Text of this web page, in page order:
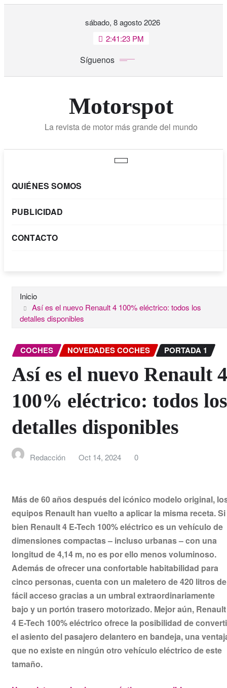
sábado, 8 agosto 2026
2:41:25 PM
Síguenos
Motorspot
La revista de motor más grande del mundo
QUIÉNES SOMOS
PUBLICIDAD
CONTACTO
Inicio
Así es el nuevo Renault 4 100% eléctrico: todos los
detalles disponibles
COCHES NOVEDADES COCHES PORTADA 1
Así es el nuevo Renault 4
100% eléctrico: todos los
detalles disponibles
Redacción Oct 14, 2024 0
Más de 60 años después del icónico modelo original,
equipos Renault han vuelto a aplicar la misma receta. Si
bien Renault 4 E-Tech 100% eléctrico es un vehículo de
dimensiones compactas – incluso urbanas – con una
longitud de 4,14 m, no es por ello menos voluminoso.
Además de ofrecer una confortable habitabilidad para
cinco personas, cuenta con un maletero de 420 litros de
fácil acceso gracias a un umbral extraordinariamente
bajo y un portón trasero motorizado. Mejor aún, Renault
4 E-Tech 100% eléctrico ofrece la posibilidad de
el asiento del pasajero delantero en bandeja, una
que no existe en ningún otro vehículo eléctrico de este
tamaño.